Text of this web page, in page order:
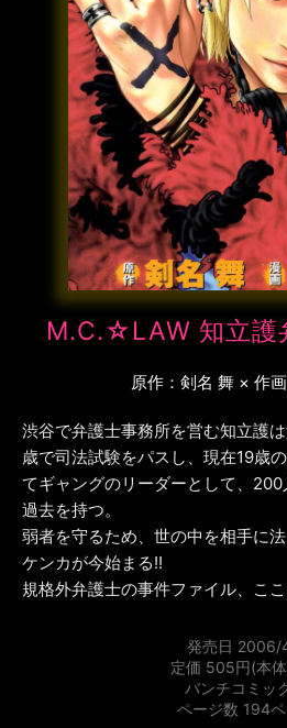
M.C.☆LAW 知立護
原作：剣名 舞 × 作
渋谷で弁護士事務所を営む知立護
歳で司法試験をパスし、現在19歳
てギャングのリーダーとして、
過去を持つ。
弱者を守るため、世の中を相手に
ケンカが今始まる!!
規格外弁護士の事件ファイル、こ
発売日 2006/
定価 505円(本
バンチコミッ
ページ数 194